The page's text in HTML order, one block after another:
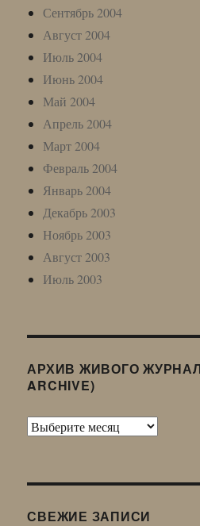
Сентябрь 2004
Август 2004
Июль 2004
Июнь 2004
Май 2004
Апрель 2004
Март 2004
Февраль 2004
Январь 2004
Декабрь 2003
Ноябрь 2003
Август 2003
Июль 2003
АРХИВ ЖИВОГО
ARCHIVE)
Архив
LJ
СВЕЖИЕ ЗАПИСИ